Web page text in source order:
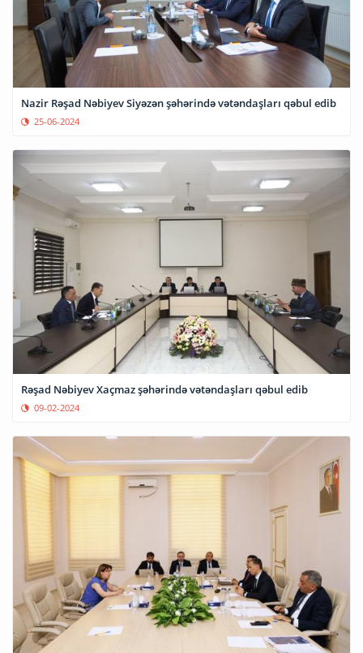
Nazir Rəşad Nəbiyev Siyəzən şəhərində vətəndaşları qəbul edib
25-06-2024
Rəşad Nəbiyev Xaçmaz şəhərində vətəndaşları qəbul edib
09-02-2024